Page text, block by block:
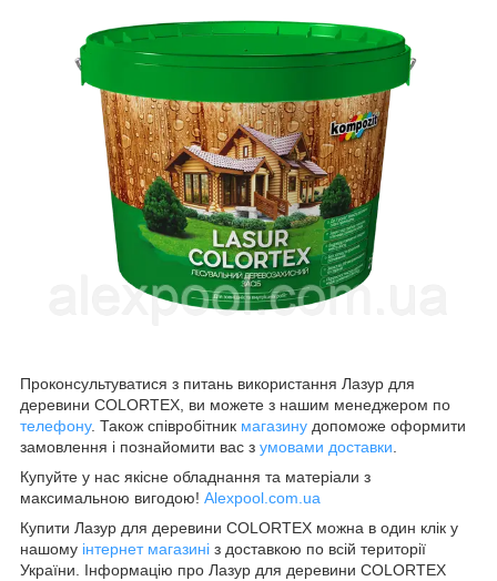
Проконсультуватися з питань використання Лазур для
деревини COLORTEX, ви можете з нашим менеджером по
телефону. Також співробітник магазину допоможе оформити
замовлення і познайомити вас з умовами доставки.
Купуйте у нас якісне обладнання та матеріали з
максимальною вигодою! Alexpool.com.ua
Купити Лазур для деревини COLORTEX можна в один клік у
нашому інтернет магазині з доставкою по всій території
України. Інформацію про Лазур для деревини COLORTEX